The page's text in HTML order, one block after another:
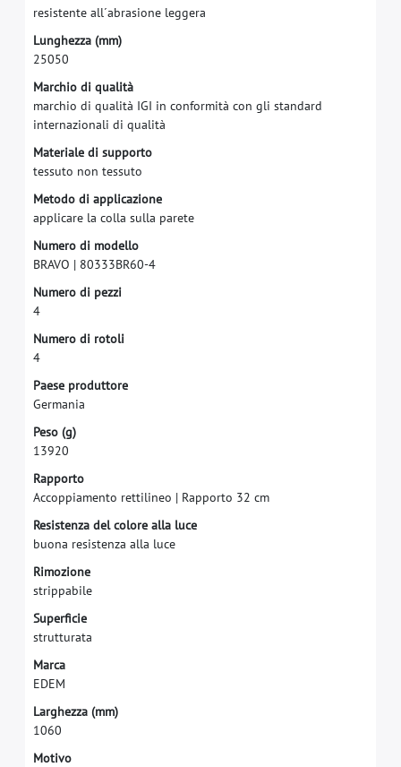
resistente all´abrasione leggera
Lunghezza (mm)
25050
Marchio di qualità
marchio di qualità IGI in conformità con gli standard
internazionali di qualità
Materiale di supporto
tessuto non tessuto
Metodo di applicazione
applicare la colla sulla parete
Numero di modello
BRAVO | 80333BR60-4
Numero di pezzi
4
Numero di rotoli
4
Paese produttore
Germania
Peso (g)
13920
Rapporto
Accoppiamento rettilineo | Rapporto 32 cm
Resistenza del colore alla luce
buona resistenza alla luce
Rimozione
strippabile
Superfcie
strutturata
Marca
EDEM
Larghezza (mm)
1060
Motivo